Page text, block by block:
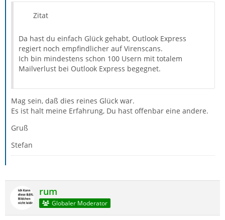
Zitat
Da hast du einfach Glück gehabt, Outlook Express
regiert noch empfindlicher auf Virenscans.
Ich bin mindestens schon 100 Usern mit totalem
Mailverlust bei Outlook Express begegnet.
Mag sein, daß dies reines Glück war.
Es ist halt meine Erfahrung, Du hast offenbar eine andere.
Gruß
Stefan
rum
Globaler Moderator